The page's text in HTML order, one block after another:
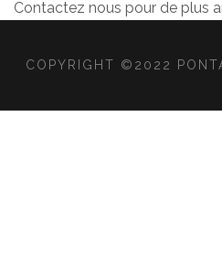
Contactez nous pour de plus
COPYRIGHT ©2022